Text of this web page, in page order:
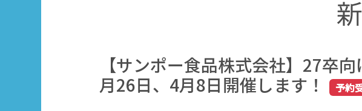
【サンポー食品株式会社】27卒
月26日、4月8日開催します！
予約